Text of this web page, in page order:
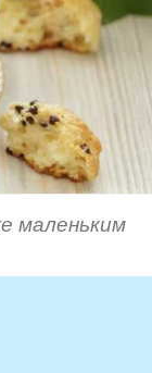
маленьким